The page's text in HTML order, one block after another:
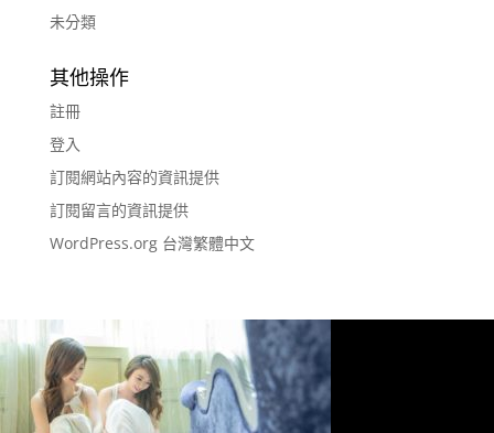
未分類
其他操作
註冊
登入
訂閱網站內容的資訊提供
訂閱留言的資訊提供
WordPress.org 台灣繁體中文